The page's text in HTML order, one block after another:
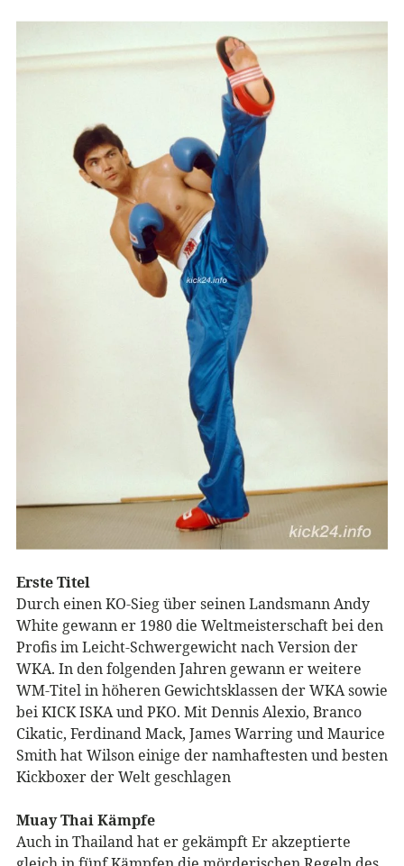
Erste Titel
Durch einen KO-Sieg über seinen Landsmann Andy
White gewann er 1980 die Weltmeisterschaft bei den
Profis im Leicht-Schwergewicht nach Version der
WKA. In den folgenden Jahren gewann er weitere
WM-Titel in höheren Gewichtsklassen der WKA sowie
bei KICK ISKA und PKO. Mit Dennis Alexio, Branco
Cikatic, Ferdinand Mack, James Warring und Maurice
Smith hat Wilson einige der namhaftesten und besten
Kickboxer der Welt geschlagen
Muay Thai Kämpfe
Auch in Thailand hat er gekämpft Er akzeptierte